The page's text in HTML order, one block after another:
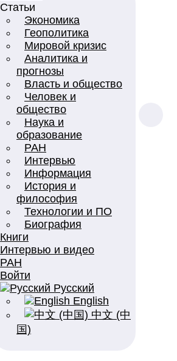
Статьи
Экономика
Геополитика
Мировой кризис
Аналитика и
прогнозы
Власть и общество
Человек и
общество
Наука и
образование
РАН
Интервью
Информация
История и
философия
Технологии и ПО
Биография
Книги
Интервью и видео
РАН
Войти
Русский
English
中文 (中
国)